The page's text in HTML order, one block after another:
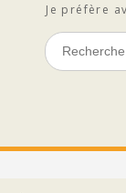
Je préfère
Search
for: